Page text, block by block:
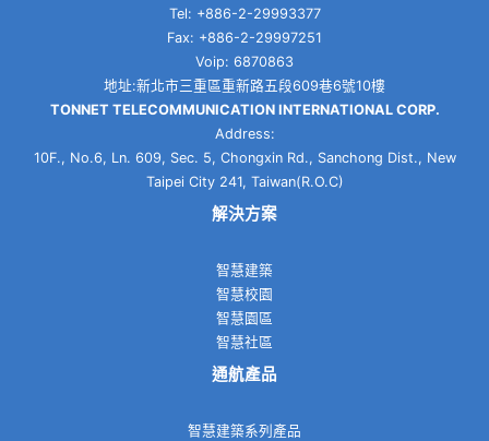
Tel: +886-2-29993377
Fax: +886-2-29997251
Voip: 6870863
地址:新北市三重區重新路五段609巷6號10樓
TONNET TELECOMMUNICATION INTERNATIONAL CORP.
Address:
10F., No.6, Ln. 609, Sec. 5, Chongxin Rd., Sanchong Dist., New
Taipei City 241, Taiwan(R.O.C)
解決方案
智慧建築
智慧校園
智慧園區
智慧社區
通航產品
智慧建築系列產品